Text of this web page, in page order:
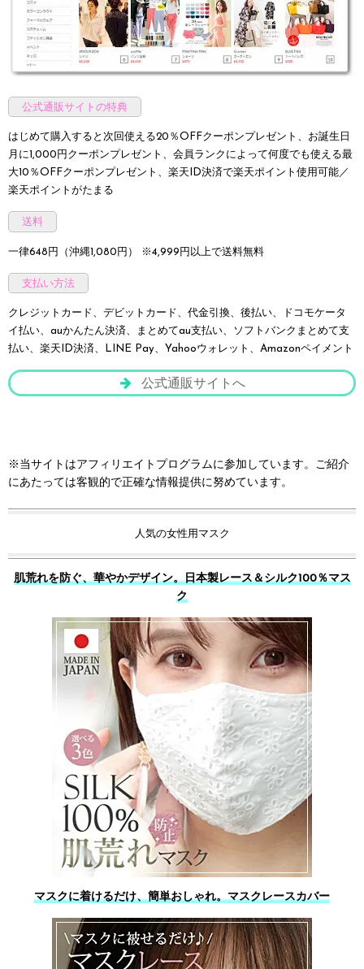
公式通販サイトの特典
はじめて購入すると次回使える20％OFFクーポンプレゼント、お誕生日
月に1,000円クーポンプレゼント、会員ランクによって何度でも使える最
大10％OFFクーポンプレゼント、楽天ID決済で楽天ポイント使用可能／
楽天ポイントがたまる
送料
一律648円（沖縄1,080円） ※4,999円以上で送料無料
支払い方法
クレジットカード、デビットカード、代金引換、後払い、ドコモケータ
イ払い、auかんたん決済、まとめてau支払い、ソフトバンクまとめて支
払い、楽天ID決済、LINE Pay、Yahooウォレット、Amazonペイメント
公式通販サイトへ
※当サイトはアフィリエイトプログラムに参加しています。ご紹介
にあたっては客観的で正確な情報提供に努めています。
人気の女性用マスク
肌荒れを防ぐ、華やかデザイン。日本製レース＆シルク100％マス
ク
マスクに着けるだけ、簡単おしゃれ。マスクレースカバー